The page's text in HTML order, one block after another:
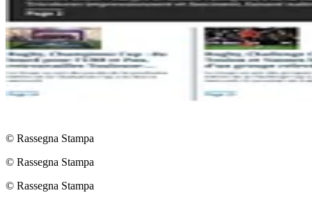
© Rassegna Stampa
© Rassegna Stampa
© Rassegna Stampa